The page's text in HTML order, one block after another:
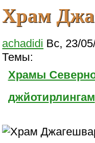
Храм
achadidi Вс, 23/
Темы:
Храмы
джйотирлингам